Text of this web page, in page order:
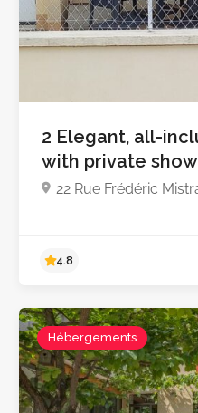
4.9
2 Elegant, all-
with private
22 Rue Frédéric
Hébergements